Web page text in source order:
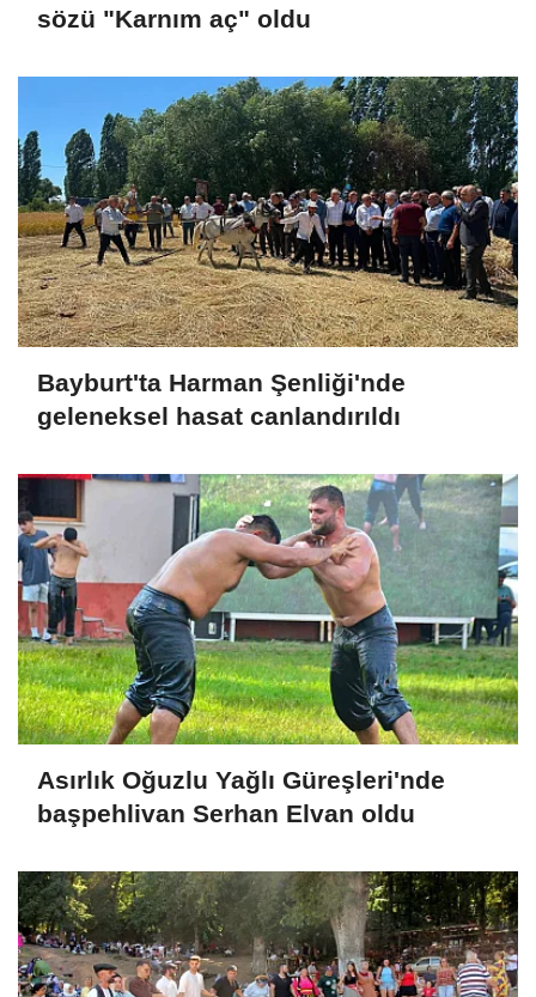
sözü "Karnım aç" oldu
Bayburt'ta Harman Şenliği'nde
geleneksel hasat canlandırıldı
Asırlık Oğuzlu Yağlı Güreşleri'nde
başpehlivan Serhan Elvan oldu